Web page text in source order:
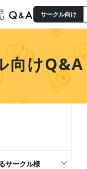
サークル向け
向けQ&A
サークル様